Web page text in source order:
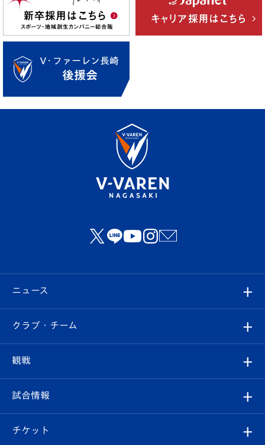
ニュース
すべて
クラブ
試合情報
クラブ・チーム
クラブ概要
観戦
観戦ルール
試合情報
試合日程/結果
チケット